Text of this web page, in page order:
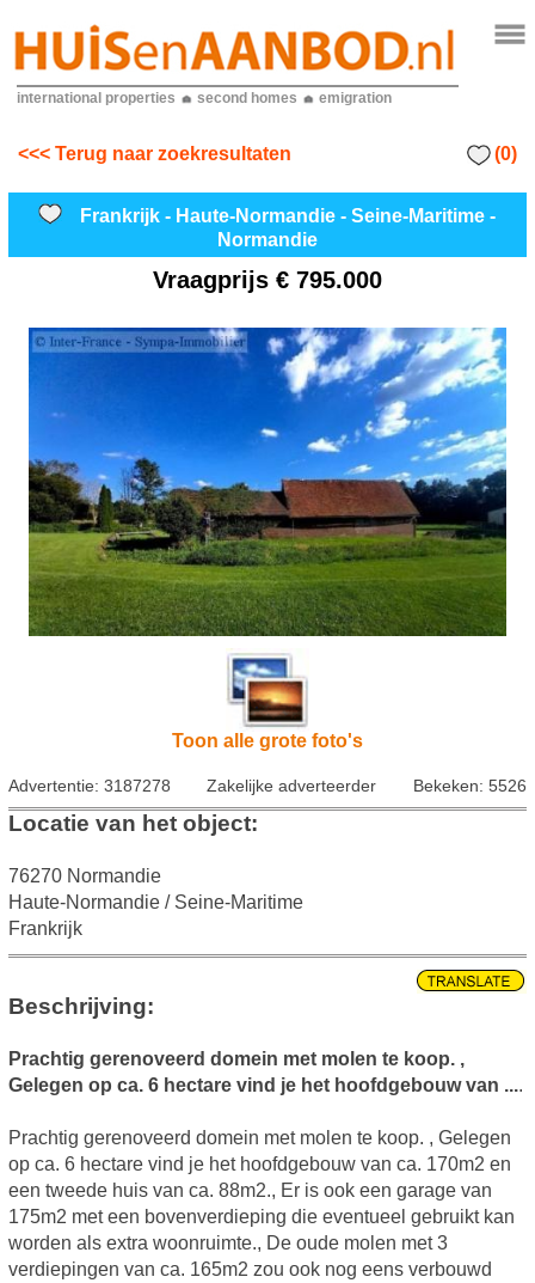
international properties second homes emigration
<<< Terug naar zoekresultaten (0)
Frankrijk - Haute-Normandie - Seine-Maritime -
Normandie
Vraagprijs € 795.000
Toon alle grote foto's
Advertentie: 3187278 Zakelijke adverteerder Bekeken: 5526
Locatie van het object:
76270 Normandie
Haute-Normandie / Seine-Maritime
Frankrijk
Beschrijving:
Prachtig gerenoveerd domein met molen te koop. ,
Gelegen op ca. 6 hectare vind je het hoofdgebouw van ....
Prachtig gerenoveerd domein met molen te koop. , Gelegen
op ca. 6 hectare vind je het hoofdgebouw van ca. 170m2 en
een tweede huis van ca. 88m2., Er is ook een garage van
175m2 met een bovenverdieping die eventueel gebruikt kan
worden als extra woonruimte., De oude molen met 3
verdiepingen van ca. 165m2 zou ook nog eens verbouwd